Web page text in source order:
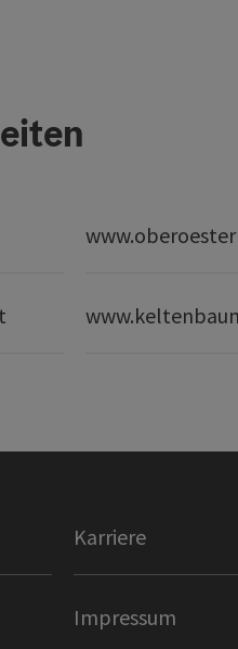
Karriere
Impressum